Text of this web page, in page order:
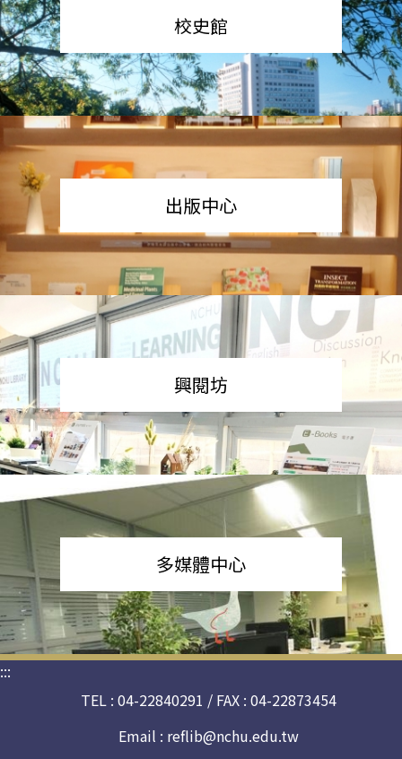
校史館
出版中心
興閱坊
多媒體中心
:::
TEL : 04-22840291 / FAX : 04-22873454
Email : reflib@nchu.edu.tw